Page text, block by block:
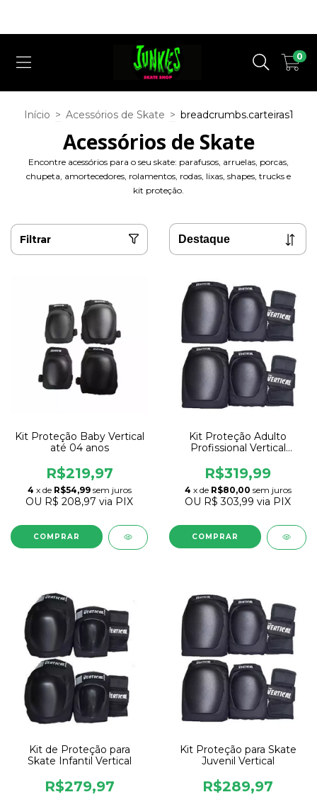
0
Início > Acessórios de Skate > breadcrumbs.carteiras1
Acessórios de Skate
Encontre acessórios para o seu skate: parafusos, arruelas, porcas,
chupeta, amortecedores, rolamentos, rodas, lixas, shapes, trucks e
kit proteção.
Filtrar
Kit Proteção Baby Vertical
até 04 anos
R$219,97
4 x de R$54,99 sem juros
OU R$ 208,97 via PIX
Kit Proteção Adulto
Profissional Vertical
R$319,99
4 x de R$80,00 sem juros
OU R$ 303,99 via PIX
Kit de Proteção para
Skate Infantil Vertical
R$279,97
Kit Proteção para Skate
Juvenil Vertical
R$289,97